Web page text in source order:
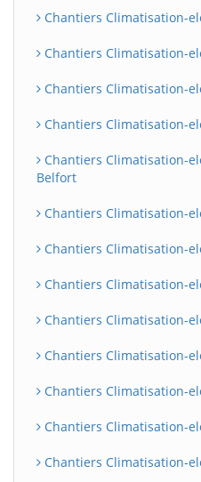
Chantiers Climatisation-
Chantiers Climatisation-
Chantiers Climatisation-
Chantiers Climatisation-
Chantiers Climatisation-
Belfort
Chantiers Climatisation-
Chantiers Climatisation-
Chantiers Climatisation-
Chantiers Climatisation-
Chantiers Climatisation-
Chantiers Climatisation-
Chantiers Climatisation-
Chantiers Climatisation-